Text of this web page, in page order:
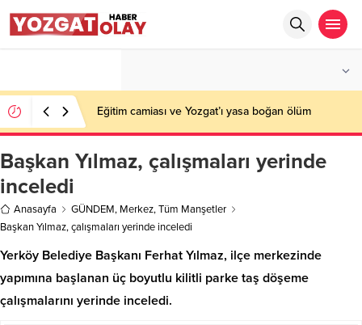
Eğitim camiası ve Yozgat’ı yasa boğan ölüm
Başkan Yılmaz, çalışmaları yerinde
inceledi
Anasayfa GÜNDEM, Merkez,Tüm Manşetler
Başkan Yılmaz, çalışmaları yerinde inceledi
Yerköy Belediye Başkanı Ferhat Yılmaz, ilçe merkezinde
yapımına başlanan üç boyutlu kilitli parke taş döşeme
çalışmalarını yerinde inceledi.